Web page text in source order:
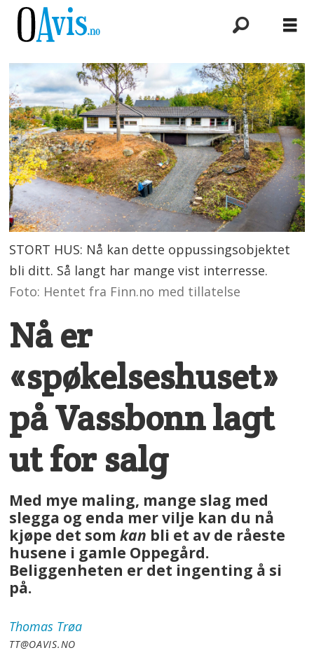
STORT HUS: Nå kan dette oppussingsobjektet
bli ditt. Så langt har mange vist interresse.
Foto: Hentet fra Finn.no med tillatelse
Nå er
«spøkelseshuset»
på Vassbonn lagt
ut for salg
Med mye maling, mange slag med
slegga og enda mer vilje kan du nå
kjøpe det somkan bli et av de råeste
husene i gamle Oppegård.
Beliggenheten er det ingenting å si
på.
Thomas Trøa
TT@OAVIS.NO